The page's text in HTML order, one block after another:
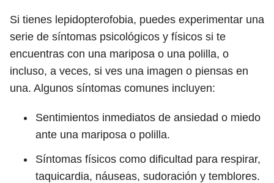
Si tienes lepidopterofobia, puedes experimentar una
serie de síntomas psicológicos y físicos si te
encuentras con una mariposa o una polilla, o
incluso, a veces, si ves una imagen o piensas en
una. Algunos síntomas comunes incluyen:
Sentimientos inmediatos de ansiedad o miedo
ante una mariposa o polilla.
Síntomas físicos como dificultad para respirar,
taquicardia, náuseas, sudoración y temblores.